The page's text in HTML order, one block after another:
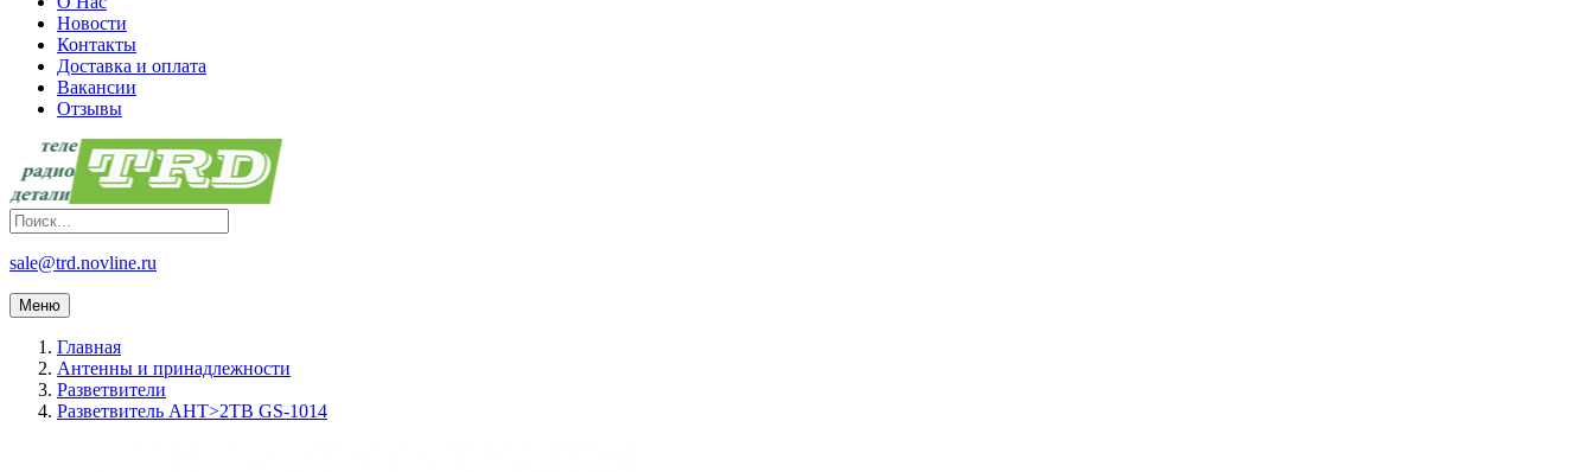
Новости
Контакты
Доставка и оплата
Вакансии
Отзывы
sale@trd.novline.ru
Меню
Главная
Антенны и принадлежности
Разветвители
Разветвитель АНТ>2ТВ GS-1014